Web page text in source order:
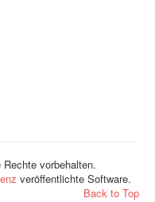
vorbehalten.
veröffentlichte Software.
Back to Top